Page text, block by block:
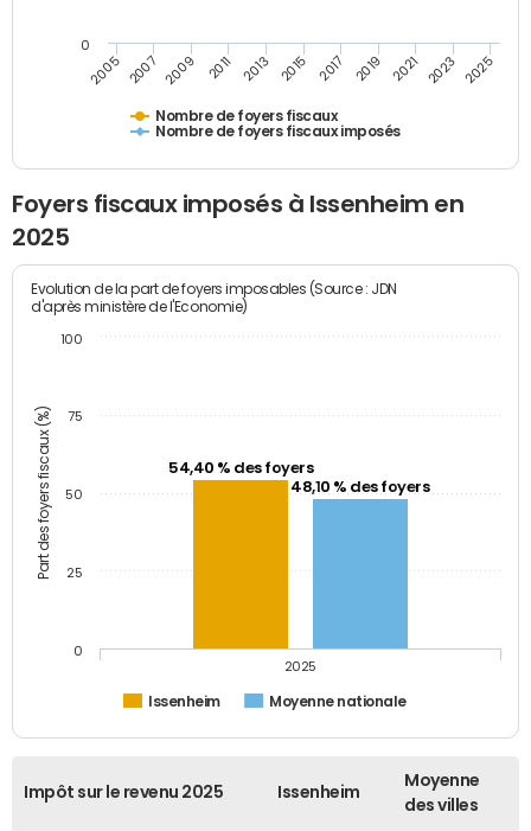
Nombre de foyers fiscaux
Nombre de foyers fiscaux imposés
2005 2007 2009 2011 2013 2015 2017 2019 2021 2023 2025
0
Foyers fiscaux imposés à Issenheim en
2025
Part des foyers fiscaux (%)
Evolution de la part de foyers imposables (Source : JDN
d'après ministère de l'Economie)
54,40 % des foyers
48,10 % des foyers
Issenheim Moyenne nationale
2025
0
25
50
75
100
Impôt sur le revenu 2025 Issenheim
Moyenne
des villes